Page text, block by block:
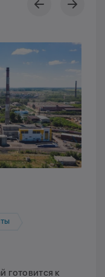
готовится к